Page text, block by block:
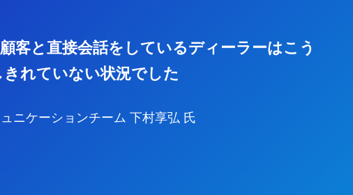
客と直接会話をしているディーラーはこう
れていない状況でした
ニケーションチーム 下村享弘 氏